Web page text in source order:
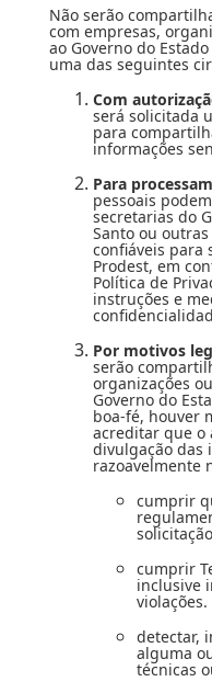
Não serão
com empresas,
ao Governo do
uma das seguintes
Com
será solicitada
para
informações
Para
pessoais
secretarias do
Santo ou
confiáveis para
Prodest, em
Política de
instruções e
Por motivos
serão
organizações
Governo do
boa-fé, houver
acreditar que o
divulgação das
razoavelmente
cumprir
cumprir
inclusive
violações.
detectar,
alguma
técnicas